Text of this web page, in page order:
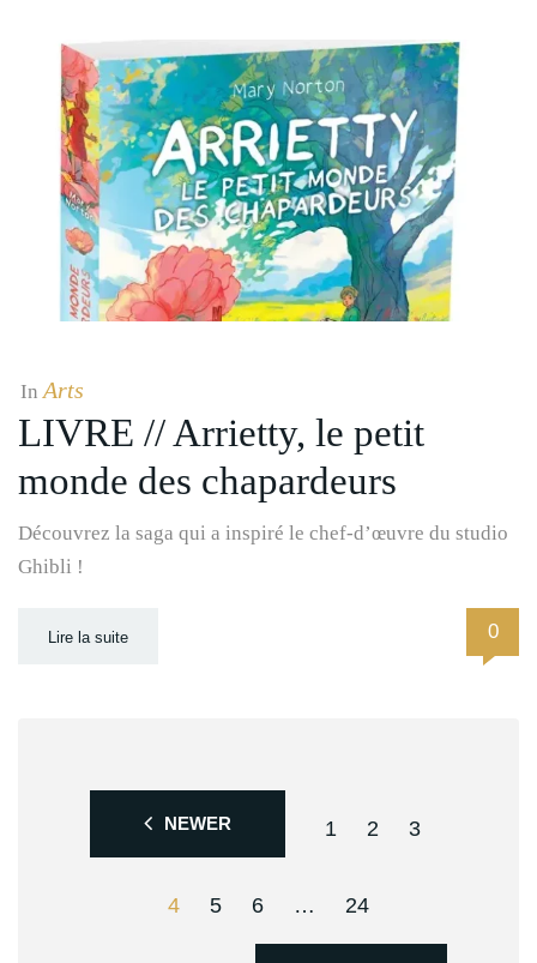
InArts
LIVRE // Arrietty, le petit
monde des chapardeurs
Découvrez la saga qui a inspiré le chef-d’œuvre du studio
Ghibli !
Lire la suite 0
NEWER 1 2 3
4 5 6 … 24